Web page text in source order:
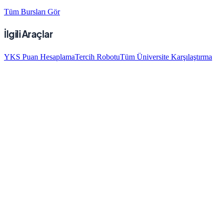
Tüm Bursları Gör
İlgili Araçlar
YKS Puan HesaplamaTercih RobotuTüm Üniversite Karşılaştırma